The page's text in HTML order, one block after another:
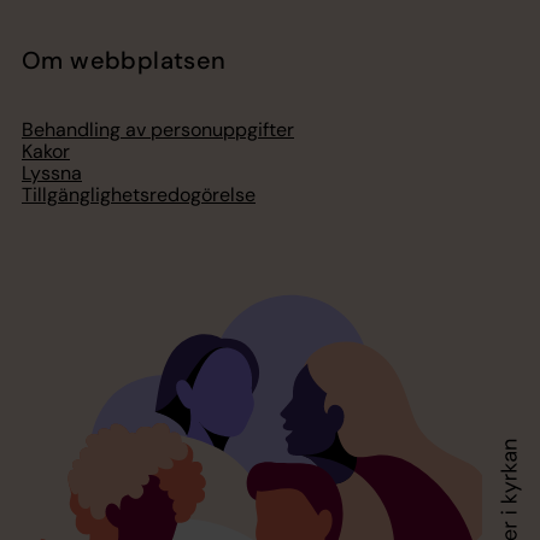
Om webbplatsen
Behandling av personuppgifter
Kakor
Lyssna
Tillgänglighetsredogörelse